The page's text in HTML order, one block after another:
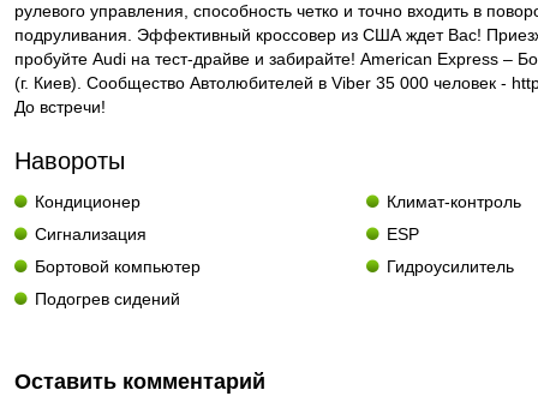
рулевого управления, способность четко и точно входить в
подруливания. Эффективный кроссовер из США ждет Вас!
пробуйте Audi на тест-драйве и забирайте! American Express –
(г. Киев). Сообщество Автолюбителей в Viber 35 000 человек -
До встречи!
Навороты
Кондиционер
Климат-контроль
Сигнализация
ESP
Бортовой компьютер
Гидроусилитель
Подогрев сидений
Оставить комментарий